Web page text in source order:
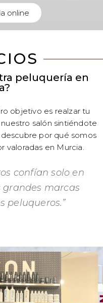
online
peluquería en
objetivo es realzar tu
salón sintiéndote
por qué somos
valoradas en Murcia.
confían solo en
grandes marcas
peluqueros.”